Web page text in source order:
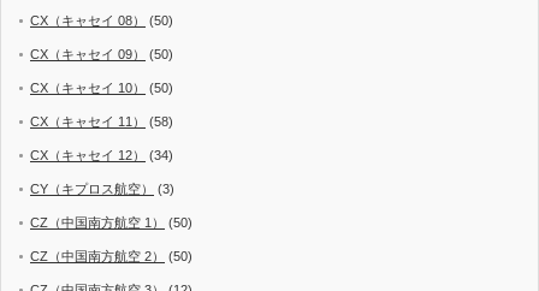
CX（キャセイ 08） (50)
CX（キャセイ 09） (50)
CX（キャセイ 10） (50)
CX（キャセイ 11） (58)
CX（キャセイ 12） (34)
CY（キプロス航空） (3)
CZ（中国南方航空 1） (50)
CZ（中国南方航空 2） (50)